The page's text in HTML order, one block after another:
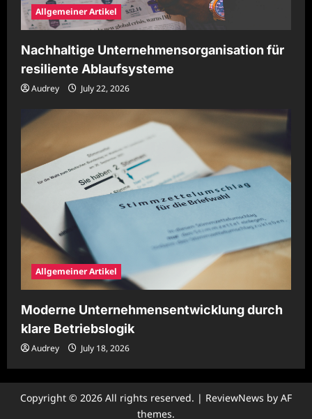
Allgemeiner Artikel
Nachhaltige Unternehmensorganisation für
resiliente Ablaufsysteme
Audrey July 22, 2026
Allgemeiner Artikel
Moderne Unternehmensentwicklung durch
klare Betriebslogik
Audrey July 18, 2026
Copyright © 2026 All rights reserved. | ReviewNews by AF
themes.